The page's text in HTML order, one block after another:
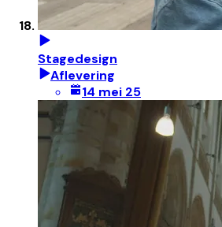
Stagedesign
Aflevering
14 mei 25